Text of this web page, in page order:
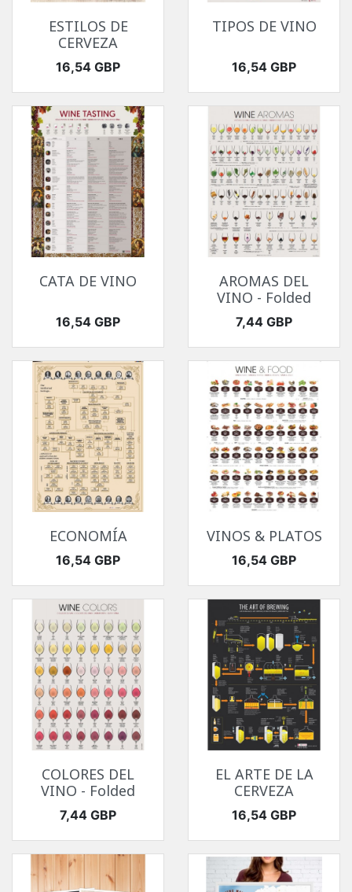
ESTILOS DE
CERVEZA
Precio
16,54 GBP
TIPOS DE VINO
Precio
16,54 GBP
CATA DE VINO
Precio
16,54 GBP
AROMAS DEL
VINO - Folded
Precio
7,44 GBP
ECONOMÍA
Precio
16,54 GBP
VINOS & PLATOS
Precio
16,54 GBP
COLORES DEL
VINO - Folded
Precio
7,44 GBP
EL ARTE DE LA
CERVEZA
Precio
16,54 GBP